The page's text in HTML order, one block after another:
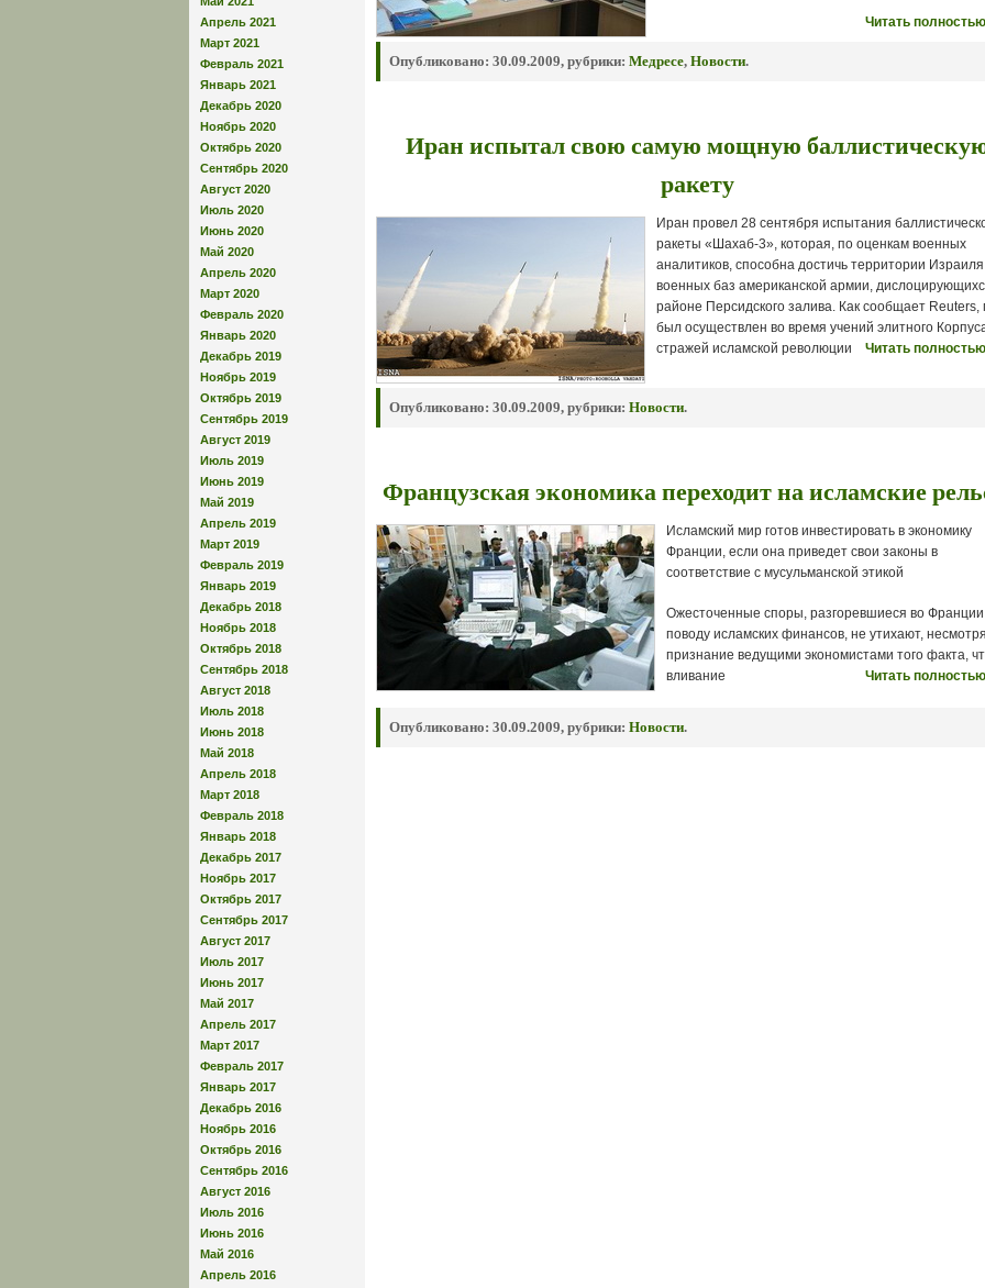
Апрель 2021
Март 2021
Февраль 2021
Январь 2021
Декабрь 2020
Ноябрь 2020
Октябрь 2020
Сентябрь 2020
Август 2020
Июль 2020
Июнь 2020
Май 2020
Апрель 2020
Март 2020
Февраль 2020
Январь 2020
Декабрь 2019
Ноябрь 2019
Октябрь 2019
Сентябрь 2019
Август 2019
Июль 2019
Июнь 2019
Май 2019
Апрель 2019
Март 2019
Февраль 2019
Январь 2019
Декабрь 2018
Ноябрь 2018
Октябрь 2018
Сентябрь 2018
Август 2018
Июль 2018
Июнь 2018
Май 2018
Апрель 2018
Март 2018
Февраль 2018
Январь 2018
Декабрь 2017
Ноябрь 2017
Октябрь 2017
Сентябрь 2017
Август 2017
Июль 2017
Июнь 2017
Май 2017
Апрель 2017
Март 2017
Февраль 2017
Январь 2017
Декабрь 2016
Ноябрь 2016
Октябрь 2016
Сентябрь 2016
Август 2016
Июль 2016
Июнь 2016
Май 2016
Апрель 2016
Читать
Опубликовано: 30.09.2009, рубрики: Медресе, Новости.
Иран испытал свою самую мощную
ракету
Иран провел 28 сентября испытания
ракеты «Шахаб-3», которая, по оценкам военных
аналитиков, способна достичь территории
военных баз американской армии,
районе Персидского залива. Как сообщает Reuters,
был осуществлен во время учений элитного
стражей исламской революции
Читать
Опубликовано: 30.09.2009, рубрики: Новости.
Французская экономика переходит на исламские
Исламский мир готов инвестировать в экономику
Франции, если она приведет свои законы в
соответствие с мусульманской этикой
Ожесточенные споры, разгоревшиеся во
поводу исламских финансов, не утихают,
признание ведущими экономистами того факта,
вливание
Читать
Опубликовано: 30.09.2009, рубрики: Новости.